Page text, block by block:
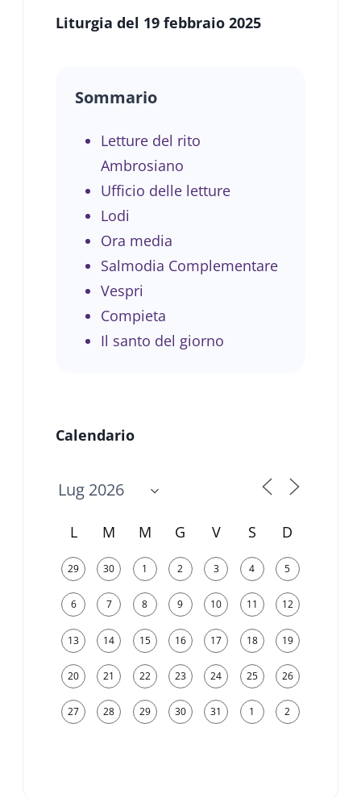
Liturgia del 19 febbraio 2025
Sommario
Letture del rito
Ambrosiano
Ufficio delle letture
Lodi
Ora media
Salmodia Complementare
Vespri
Compieta
Il santo del giorno
Calendario
L M M G V S D
29 30 1 2 3 4 5
6 7 8 9 10 11 12
13 14 15 16 17 18 19
20 21 22 23 24 25 26
27 28 29 30 31 1 2